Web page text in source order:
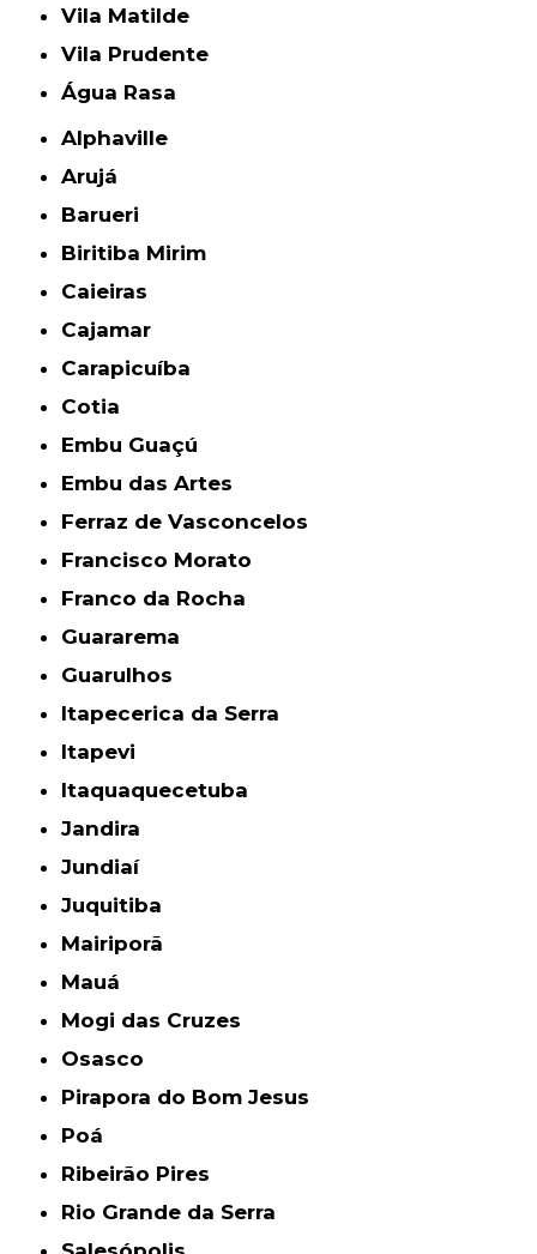
Vila Matilde
Vila Prudente
Água Rasa
Alphaville
Arujá
Barueri
Biritiba Mirim
Caieiras
Cajamar
Carapicuíba
Cotia
Embu Guaçú
Embu das Artes
Ferraz de Vasconcelos
Francisco Morato
Franco da Rocha
Guararema
Guarulhos
Itapecerica da Serra
Itapevi
Itaquaquecetuba
Jandira
Jundiaí
Juquitiba
Mairiporã
Mauá
Mogi das Cruzes
Osasco
Pirapora do Bom Jesus
Poá
Ribeirão Pires
Rio Grande da Serra